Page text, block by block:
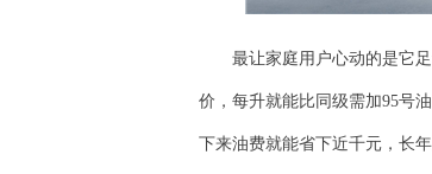
最让家庭用户心动的是它
价，每升就能比同级需加95号
下来油费就能省下近千元，长